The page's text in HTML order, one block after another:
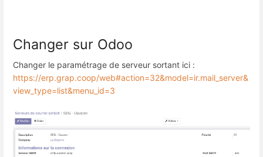
Changer sur Odoo
Changer le paramétrage de serveur sortant ici :
https://erp.grap.coop/web#action=32&model=ir.mail_server&
view_type=list&menu_id=3